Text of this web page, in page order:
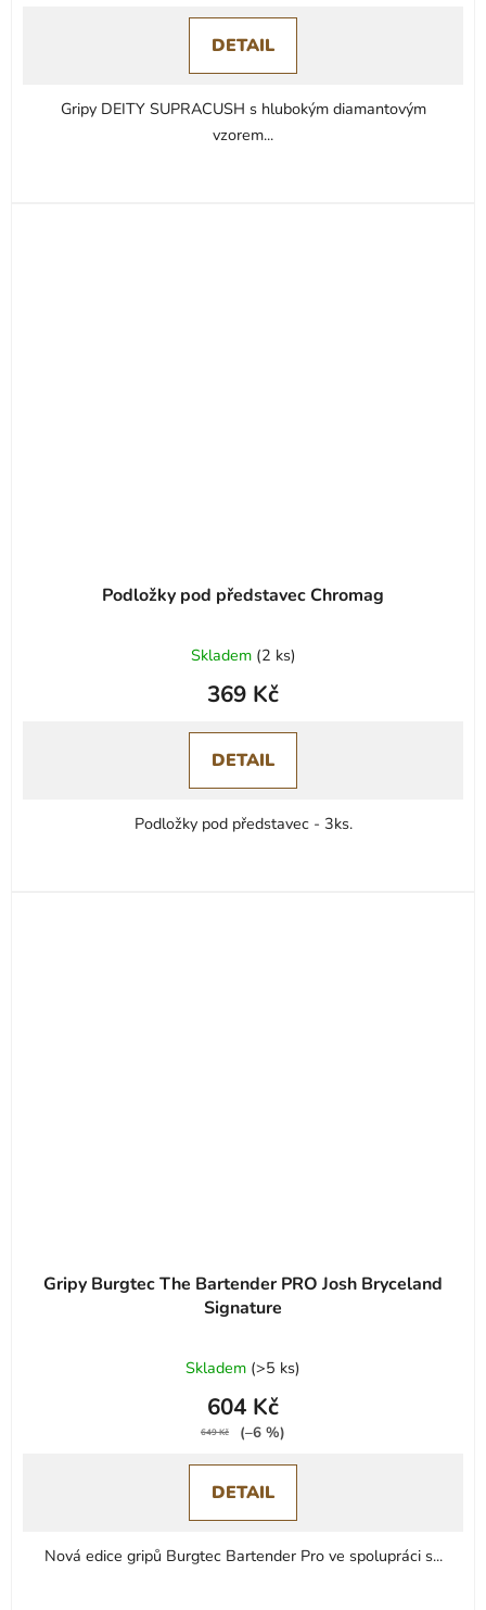
0,0
z
5
hvězdiček.
DETAIL
Gripy DEITY SUPRACUSH s hlubokým diamantovým
vzorem...
Podložky pod představec Chromag
hodnocení
produktu
5,0
z
5
Skladem (2 ks)
369 Kč
DETAIL
Podložky pod představec - 3ks.
Gripy Burgtec The Bartender PRO Josh Bryceland
Signature
Skladem (>5 ks)
604 Kč
649 Kč (–6 %)
DETAIL
Nová edice gripů Burgtec Bartender Pro ve spolupráci s...